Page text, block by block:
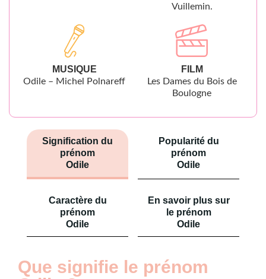
Vuillemin.
MUSIQUE
Odile – Michel Polnareff
FILM
Les Dames du Bois de
Boulogne
Signification du
prénom
Odile
Popularité du
prénom
Odile
Caractère du
prénom
Odile
En savoir plus sur
le prénom
Odile
Que signifie le prénom